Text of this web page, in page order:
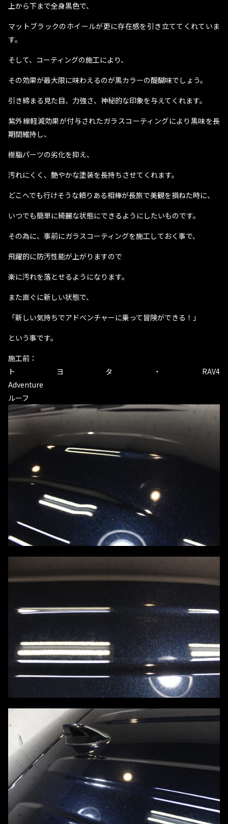
上から下まで全身黒色で、
マットブラックのホイールが更に存在感を引き立ててくれていま
す。
そして、コーティングの施工により、
その効果が最大限に味わえるのが黒カラーの醍醐味でしょう。
引き締まる見た目、力強さ、神秘的な印象を与えてくれます。
紫外線軽減効果が付与されたガラスコーティングにより黒味を長
期間維持し、
樹脂パーツの劣化を抑え、
汚れにくく、艶やかな塗装を長持ちさせてくれます。
どこへでも行けそうな頼りある相棒が長旅で美観を損ねた時に、
いつでも簡単に綺麗な状態にできるようにしたいものです。
その為に、事前にガラスコーティングを施工しておく事で、
飛躍的に防汚性能が上がりますので
楽に汚れを落とせるようになります。
また直ぐに新しい状態で、
「新しい気持ちでアドベンチャーに乗って冒険ができる！」
という事です。
施工前：
トヨタ・RAV4
Adventure
ルーフ